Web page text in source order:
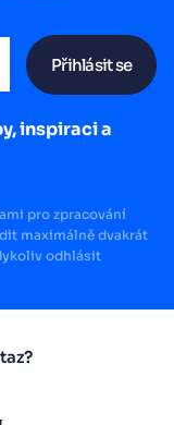
Přihlásit se
inspiraci a
pro zpracování
maximálně dvakrát
odhlásit